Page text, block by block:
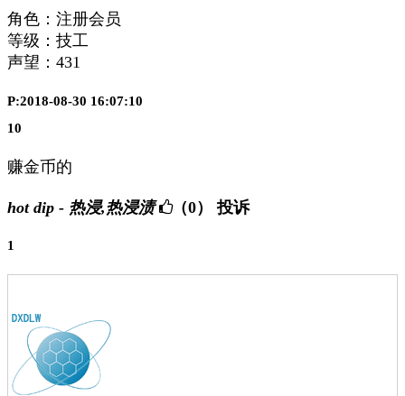
角色：注册会员
等级：技工
声望： 431
P:2018-08-30 16:07:10
10
赚金币的
hot dip - 热浸,热浸渍 （0） 投诉
1